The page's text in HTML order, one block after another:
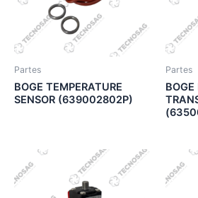
Partes
BOGE TEMPERATURE
SENSOR (639002802P)
Partes
BOGE